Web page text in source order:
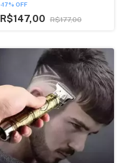
-17% OFF
R$147,00 R$177,00